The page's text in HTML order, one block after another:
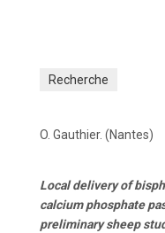
Recherche
O. Gauthier. (Nantes)
Local delivery of
calcium phosphate
preliminary sheep